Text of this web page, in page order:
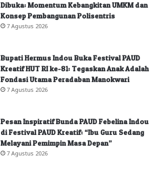
Dibuka: Momentum Kebangkitan UMKM dan
Konsep Pembangunan Polisentris
7 Agustus 2026
Bupati Hermus Indou Buka Festival PAUD
Kreatif HUT RI ke-81: Tegaskan Anak Adalah
Fondasi Utama Peradaban Manokwari
7 Agustus 2026
Pesan Inspiratif Bunda PAUD Febelina Indou
di Festival PAUD Kreatif: “Ibu Guru Sedang
Melayani Pemimpin Masa Depan”
7 Agustus 2026